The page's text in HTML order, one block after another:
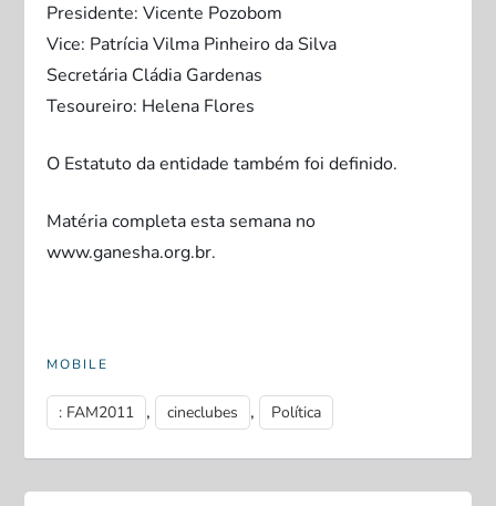
Presidente: Vicente Pozobom
Vice: Patrícia Vilma Pinheiro da Silva
Secretária Cládia Gardenas
Tesoureiro: Helena Flores
O Estatuto da entidade também foi definido.
Matéria completa esta semana no
www.ganesha.org.br.
MOBILE
: FAM2011 , cineclubes , Política